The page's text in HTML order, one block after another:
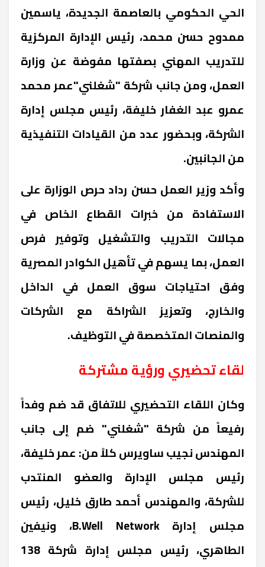
الحي الحكومي بالعاصمة الجديدة، ياسمين
ممدوح حسن محمد، رئيس الإدارة المركزية
للتدريب المهني بصفتها مفوضة عن وزارة
العمل، ومن جانب شركة "شغلني"عمر محمد
عمرو عبد الغفار خليفة، رئيس مجلس إدارة
الشركة، وبحضور عدد من القيادات التنفيذية
من الجانبين.
وأكد وزير العمل حسن رداد حرص الوزارة على
الاستفادة من خبرات القطاع الخاص في
مجالات التدريب والتشغيل وتوفير فرص
العمل، بما يسهم في تأهيل الكوادر المصرية
وفق احتياجات سوق العمل في الداخل
والخارج، وتعزيز الشراكة مع الشركات
والمنصات المتخصصة في التوظيف.
لقاء تحضيري ورؤية مشتركة
وكان اللقاء التحضيري للاتفاق قد ضم وفداً
رفيعاً من شركة "شغلني" ضم إلى جانب
المهندس نجيب ساويرس كلاً من: عمر خليفة،
رئيس مجلس الإدارة والعضو المنتدب
للشركة، والمهندس أحمد طارق خليل، رئيس
مجلس إدارة B.Well Network، ونيفين
الطاهري، رئيس مجلس إدارة شركة 138